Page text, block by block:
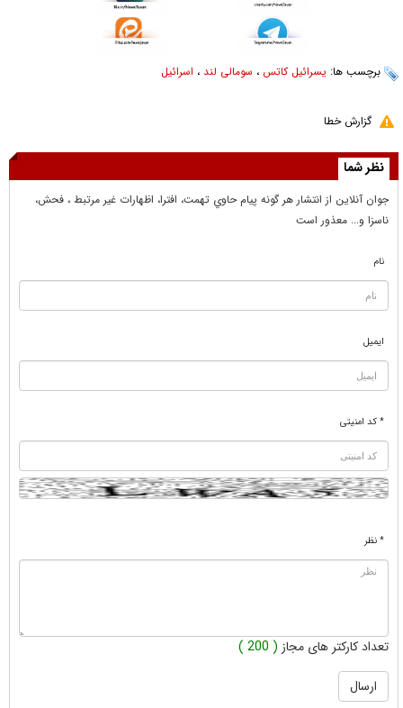
برچسب ها: یسرائیل کاتس ، سومالی لند ، اسرائیل
گزارش خطا
نظر شما
جوان آنلاين از انتشار هر گونه پيام حاوي تهمت، افترا، اظهارات غير مرتبط ، فحش،
ناسزا و... معذور است
نام
ایمیل
* کد امنیتی
* نظر
تعداد کارکتر های مجاز ( 200 )